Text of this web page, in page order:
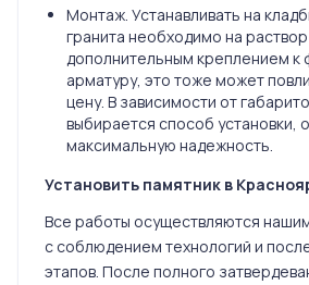
Монтаж. Устанавливать на
гранита необходимо на
дополнительным креплением к
арматуру, это тоже может
цену. В зависимости от
выбирается способ установки,
максимальную надежность.
Установить памятник в
Все работы осуществляются
с соблюдением технологий и
этапов. После полного